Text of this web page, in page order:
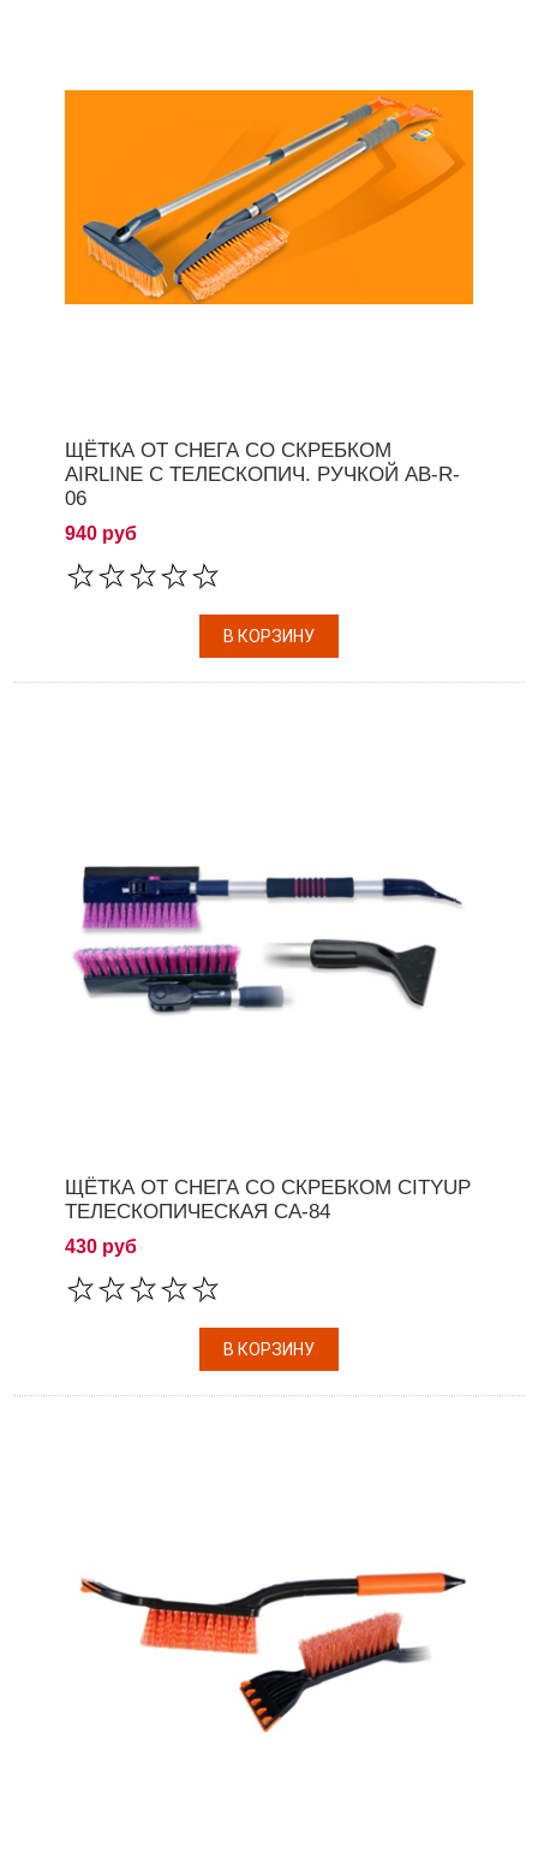
ЩЁТКА ОТ СНЕГА СО СКРЕБКОМ
AIRLINE С ТЕЛЕСКОПИЧ. РУЧКОЙ AB-R-
06
940 руб
ЩЁТКА ОТ СНЕГА СО СКРЕБКОМ CITYUP
ТЕЛЕСКОПИЧЕСКАЯ CA-84
430 руб